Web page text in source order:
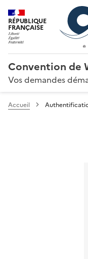
RÉPUBLIQUE
FRANÇAISE
Convention de
Vos demandes
Accueil